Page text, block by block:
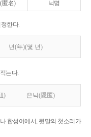
匿名) 닉명
한다.
년(年)(몇 년)
는다.
) 은닉(隱匿)
합성어에서, 뒷말의 첫소리가